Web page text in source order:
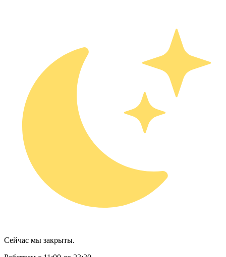
Сейчас мы закрыты.